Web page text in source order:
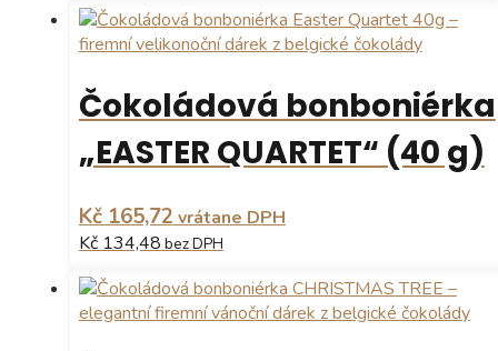
Čokoládová bonboniérka
„EASTER QUARTET“ (40 g)
Kč 165,72 vrátane DPH
Kč 134,48 bez DPH